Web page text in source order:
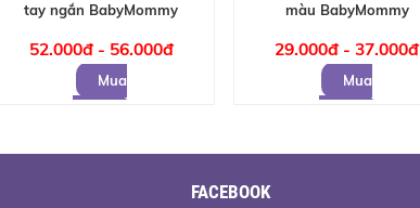
tay ngắn BabyMommy
52.000đ - 56.000đ
Mua
màu BabyMommy
29.000đ - 37.000đ
Mua
FACEBOOK